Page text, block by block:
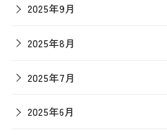
2025年9月
2025年8月
2025年7月
2025年6月